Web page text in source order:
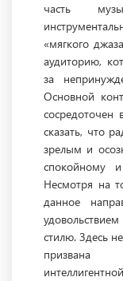
часть
«мягкого
аудиторию,
за
Основной
сказать, что
зрелым и
спокойному
Несмотря на
данное
стилю. Здесь
призвана